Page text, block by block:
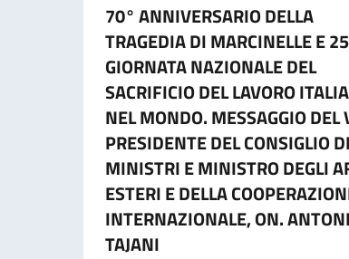
70° ANNIVERSARIO DELLA
TRAGEDIA DI MARCINELLE E
GIORNATA NAZIONALE DEL
SACRIFICIO DEL LAVORO
NEL MONDO. MESSAGGIO DEL
PRESIDENTE DEL CONSIGLIO
MINISTRI E MINISTRO DEGLI
ESTERI E DELLA
INTERNAZIONALE, ON.
TAJANI